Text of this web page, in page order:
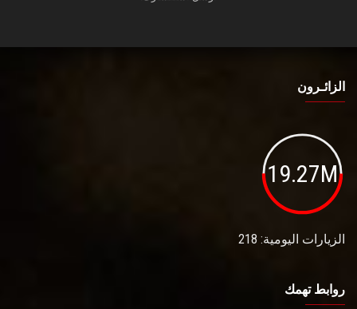
الزائـرون
19.27M
الزيارات اليومية: 218
روابط تهمك